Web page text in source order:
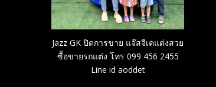
Jazz GK ปิดการขาย แจ๊สจีเคแต่งสวย
ซื้อขายรถแต่ง โทร 099 456 2455
Line id aoddet